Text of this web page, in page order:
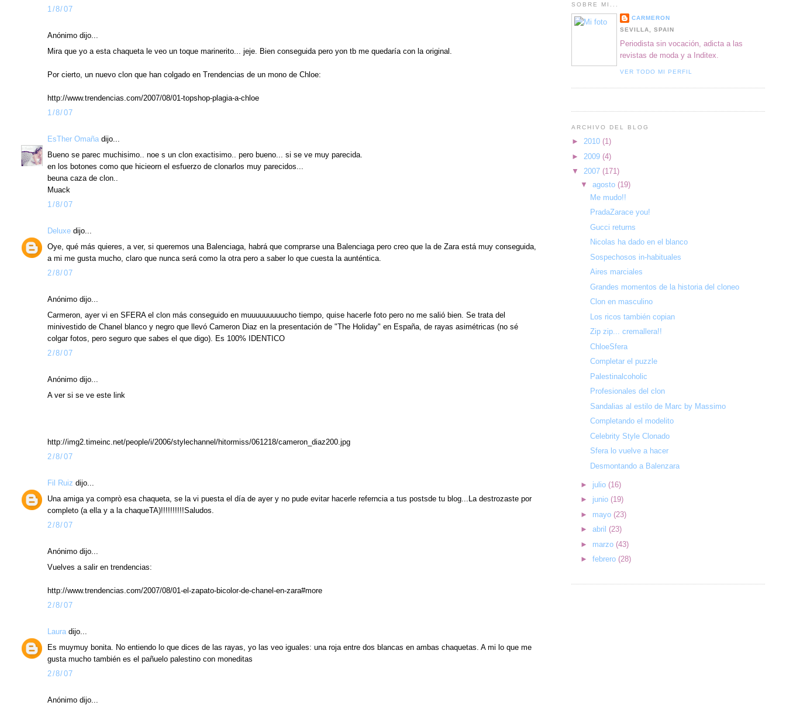
1/8/07
Anónimo dijo...
Mira que yo a esta chaqueta le veo un toque marinerito... jeje. Bien conseguida pero yon tb me quedaría con la original.
Por cierto, un nuevo clon que han colgado en Trendencias de un mono de Chloe:
http://www.trendencias.com/2007/08/01-topshop-plagia-a-chloe
1/8/07
EsTher Omaña dijo...
Bueno se parec muchisimo.. noe s un clon exactisimo.. pero bueno... si se ve muy parecida.
en los botones como que hicieorn el esfuerzo de clonarlos muy parecidos...
beuna caza de clon..
Muack
1/8/07
Deluxe dijo...
Oye, qué más quieres, a ver, si queremos una Balenciaga, habrá que comprarse una Balenciaga pero creo que la de Zara está muy conseguida,
a mi me gusta mucho, claro que nunca será como la otra pero a saber lo que cuesta la aunténtica.
2/8/07
Anónimo dijo...
Carmeron, ayer vi en SFERA el clon más conseguido en muuuuuuuuucho tiempo, quise hacerle foto pero no me salió bien. Se trata del
minivestido de Chanel blanco y negro que llevó Cameron Diaz en la presentación de "The Holiday" en España, de rayas asimétricas (no sé
colgar fotos, pero seguro que sabes el que digo). Es 100% IDENTICO
2/8/07
Anónimo dijo...
A ver si se ve este link
http://img2.timeinc.net/people/i/2006/stylechannel/hitormiss/061218/cameron_diaz200.jpg
2/8/07
Fil Ruiz dijo...
Una amiga ya comprò esa chaqueta, se la vi puesta el día de ayer y no pude evitar hacerle referncia a tus postsde tu blog...La destrozaste por
completo (a ella y a la chaqueTA)!!!!!!!!!!Saludos.
2/8/07
Anónimo dijo...
Vuelves a salir en trendencias:
http://www.trendencias.com/2007/08/01-el-zapato-bicolor-de-chanel-en-zara#more
2/8/07
Laura dijo...
Es muymuy bonita. No entiendo lo que dices de las rayas, yo las veo iguales: una roja entre dos blancas en ambas chaquetas. A mi lo que me
gusta mucho también es el pañuelo palestino con moneditas
2/8/07
Anónimo dijo...
SOBRE MI...
CARMERON
SEVILLA, SPAIN
Periodista sin vocación, adicta a las
revistas de moda y a Inditex.
VER TODO MI PERFIL
ARCHIVO DEL BLOG
► 2010 (1)
► 2009 (4)
▼ 2007 (171)
▼agosto (19)
Me mudo!!
PradaZarace you!
Gucci returns
Nicolas ha dado en el blanco
Sospechosos in-habituales
Aires marciales
Grandes momentos de la historia del cloneo
Clon en masculino
Los ricos también copian
Zip zip... cremallera!!
ChloeSfera
Completar el puzzle
Palestinalcoholic
Profesionales del clon
Sandalias al estilo de Marc by Massimo
Completando el modelito
Celebrity Style Clonado
Sfera lo vuelve a hacer
Desmontando a Balenzara
► julio (16)
► junio (19)
► mayo (23)
►abril (23)
► marzo (43)
►febrero (28)